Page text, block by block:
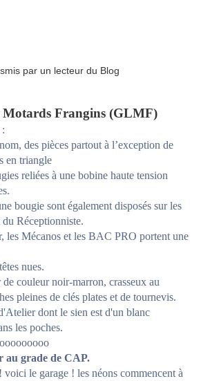
par un lecteur du Blog
Motards Frangins (GLMF)
des pièces partout à l’exception de
en triangle
reliées à une bobine haute tension
bougie sont également disposés sur les
Réceptionniste.
les Mécanos et les BAC PRO portent une
nues.
couleur noir-marron, crasseux au
pleines de clés plates et de tournevis.
dont le sien est d'un blanc
les poches.
au grade de CAP.
le garage ! les néons commencent à